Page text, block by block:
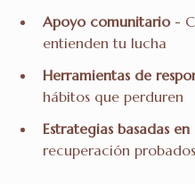
Apoyo comunitario-
entienden tu lucha
Herramientas de
hábitos que perduren
Estrategias basadas
recuperación probados